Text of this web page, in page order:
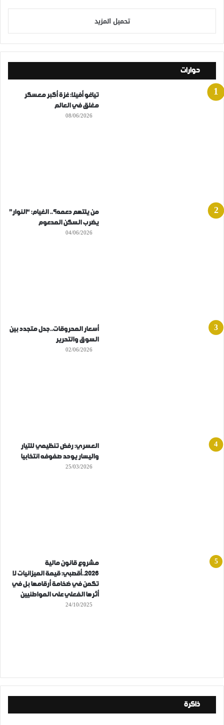
تحميل المزيد
حوارات
تياغو أفيلا: غزة أكبر معسكر
مغلق في العالم
08/06/2026
من يلتهم دعمه؟.. الغيام: “النوار”
يضرب السكن المدعوم
04/06/2026
أسعار المحروقات..جدل متجدد بين
السوق والتحرير
02/06/2026
العسري: رفض تنظيمي للتيار
واليسار يوحد صفوفه انتخابيا
25/03/2026
مشروع قانون مالية
2026..أقصبي: قيمة الميزانيات لا
تكمن في ضخامة أرقامها بل في
أثرها الفعلي على المواطنيين
24/10/2025
ذاكرة